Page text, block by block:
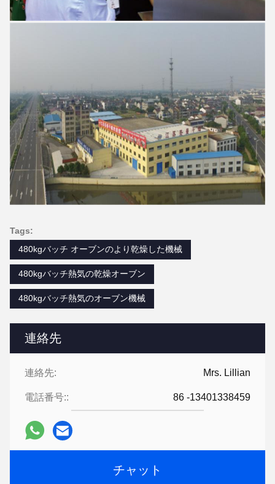
連絡先
連絡先: Mrs. Lillian
電話番号:: 86 -13401338459
チャット
Tags:
480kgバッチ オーブンのより乾燥した機械
480kgバッチ熱気の乾燥オーブン
480kgバッチ熱気のオーブン機械